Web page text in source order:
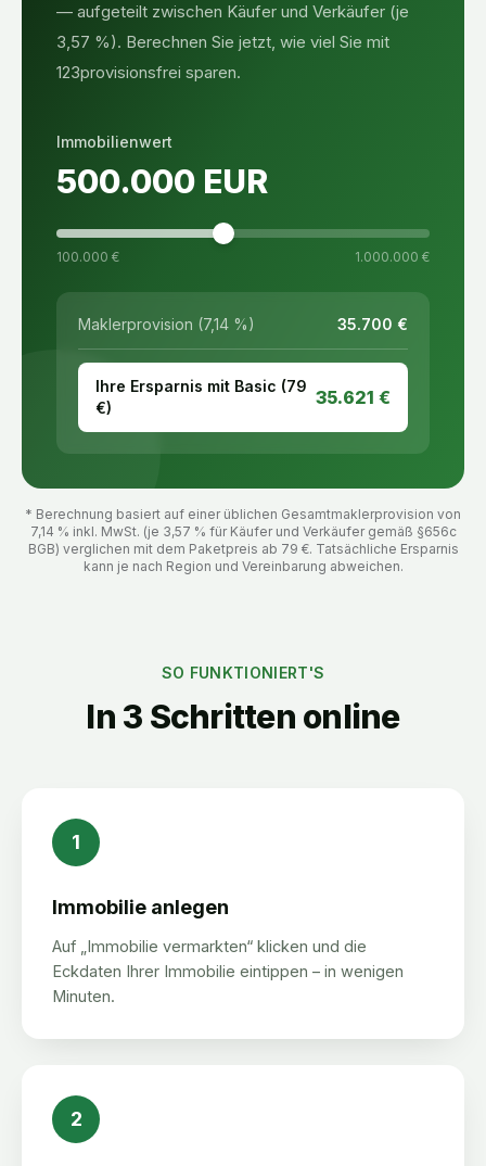
— aufgeteilt zwischen Käufer und Verkäufer (je
3,57 %). Berechnen Sie jetzt, wie viel Sie mit
123provisionsfrei sparen.
Immobilienwert
500.000 EUR
100.000 € 1.000.000 €
Maklerprovision (7,14 %) 35.700 €
Ihre Ersparnis mit Basic (79
€)
35.621 €
* Berechnung basiert auf einer üblichen Gesamtmaklerprovision von
7,14 % inkl. MwSt. (je 3,57 % für Käufer und Verkäufer gemäß §656c
BGB) verglichen mit dem Paketpreis ab 79 €. Tatsächliche Ersparnis
kann je nach Region und Vereinbarung abweichen.
SO FUNKTIONIERT'S
In 3 Schritten online
1
Immobilie anlegen
Auf „Immobilie vermarkten“ klicken und die
Eckdaten Ihrer Immobilie eintippen – in wenigen
Minuten.
2